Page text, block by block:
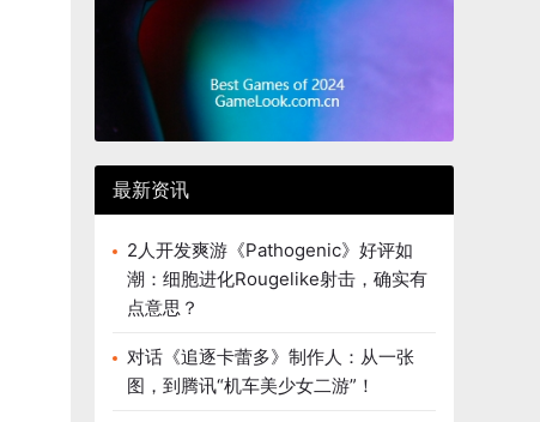
最新资讯
2人开发爽游《Pathogenic》好评如
潮：细胞进化Rougelike射击，确实有
点意思？
对话《追逐卡蕾多》制作人：从一张
图，到腾讯“机车美少女二游”！